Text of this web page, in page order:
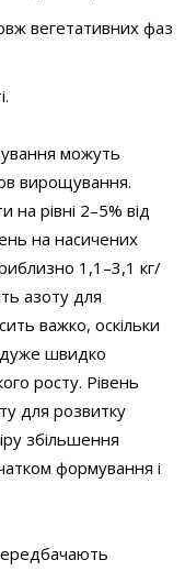
вегетативних фаз
можуть
вирощування.
на рівні 2–5% від
на насичених
1,1–3,1 кг/
азоту для
важко, оскільки
дуже швидко
росту. Рівень
для розвитку
збільшення
формування і